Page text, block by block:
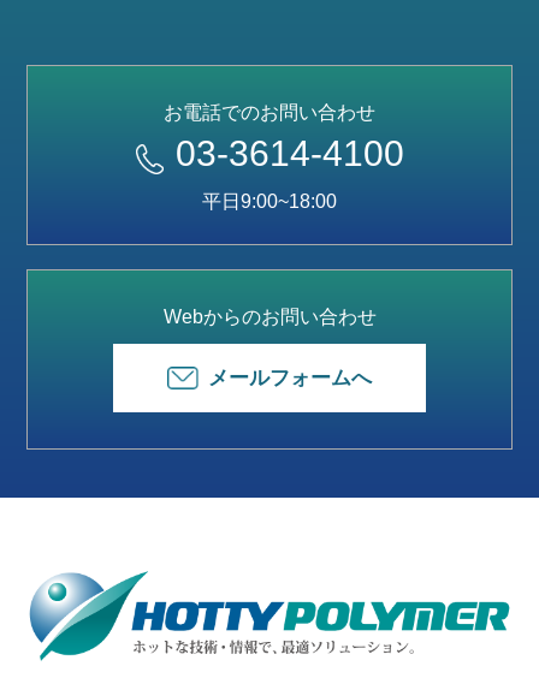
お電話でのお問い合わせ
03-3614-4100
平日9:00~18:00
Webからのお問い合わせ
メールフォームへ